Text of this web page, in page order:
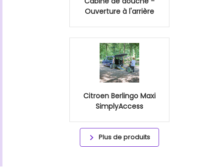
Ouverture à l'arrière
Citroen Berlingo Maxi
SimplyAccess
Plus de produits